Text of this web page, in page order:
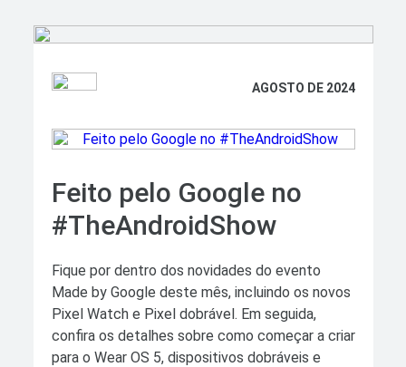
AGOSTO DE 2024
Feito pelo Google no
#TheAndroidShow
Fique por dentro dos novidades do evento
Made by Google deste mês, incluindo os novos
Pixel Watch e Pixel dobrável. Em seguida,
confira os detalhes sobre como começar a criar
para o Wear OS 5, dispositivos dobráveis e